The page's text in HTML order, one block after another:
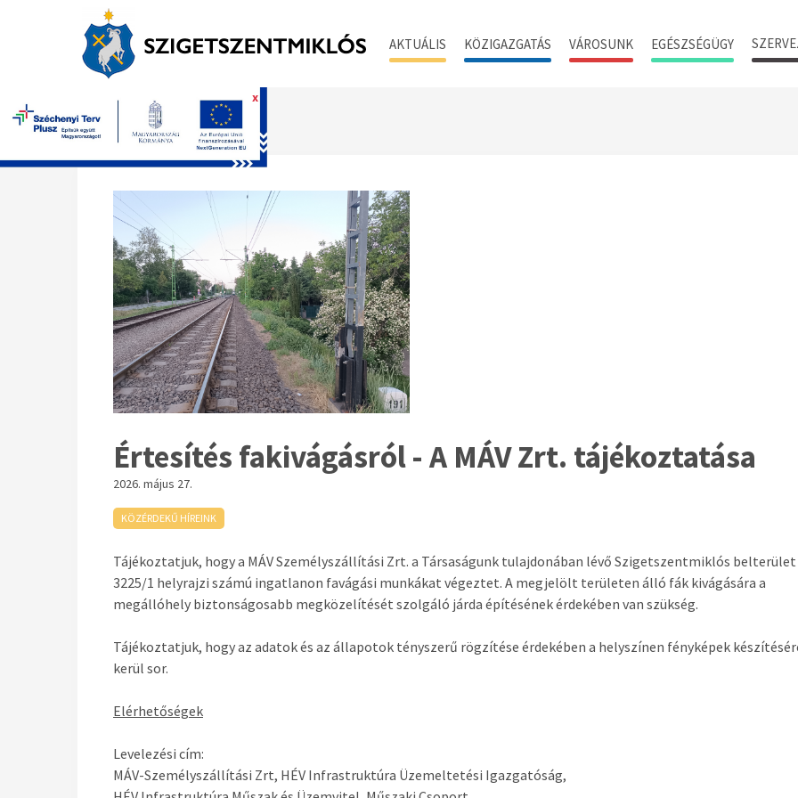
AKTUÁLIS KÖZIGAZGATÁS VÁROSUNK EGÉSZSÉGÜGY
x
Főoldal
Értesítés fakivágásról - A MÁV Zrt. tájékoztatása
2026. május 27.
KÖZÉRDEKŰ HÍREINK
Tájékoztatjuk, hogy a MÁV Személyszállítási Zrt. a Társaságunk tulajdonában lévő Szigetszentmiklós belterület
3225/1 helyrajzi számú ingatlanon favágási munkákat végeztet. A megjelölt területen álló fák kivágására a
megállóhely biztonságosabb megközelítését szolgáló járda építésének érdekében van szükség.
Tájékoztatjuk, hogy az adatok és az állapotok tényszerű rögzítése érdekében a helyszínen fényképek
kerül sor.
Elérhetőségek
Levelezési cím:
MÁV-Személyszállítási Zrt, HÉV Infrastruktúra Üzemeltetési Igazgatóság,